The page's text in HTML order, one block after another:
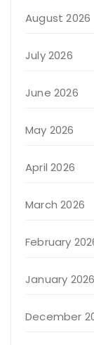
August 2026
July 2026
June 2026
May 2026
April 2026
March 2026
February
January 2026
December